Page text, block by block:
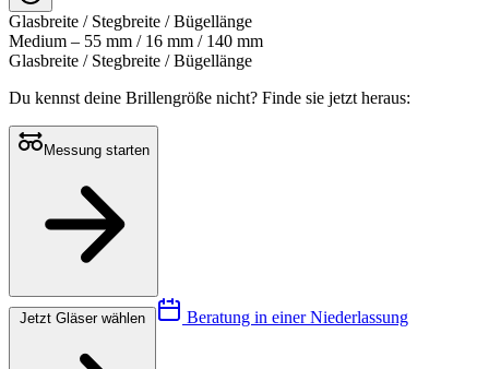
Glasbreite / Stegbreite / Bügellänge
Medium – 55 mm / 16 mm / 140 mm
Glasbreite / Stegbreite / Bügellänge
Du kennst deine Brillengröße nicht? Finde sie jetzt heraus:
Messung starten
Beratung in einer Niederlassung